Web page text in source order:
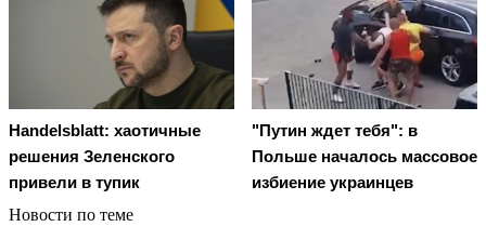
Handelsblatt: хаотичные
решения Зеленского
привели в тупик
"Путин ждет тебя": в
Польше началось массовое
избиение украинцев
Новости по теме